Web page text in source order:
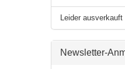
Leider ausverkauft
Newsletter-